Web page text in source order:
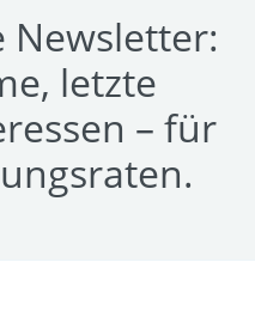
Newsletter:
letzte
– für